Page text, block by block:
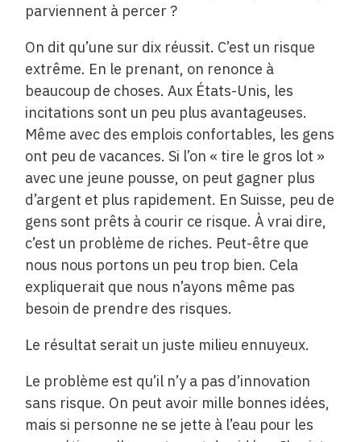
parviennent à percer ?
On dit qu’une sur dix réussit. C’est un risque
extrême. En le prenant, on renonce à
beaucoup de choses. Aux États-Unis, les
incitations sont un peu plus avantageuses.
Même avec des emplois confortables, les gens
ont peu de vacances. Si l’on « tire le gros lot »
avec une jeune pousse, on peut gagner plus
d’argent et plus rapidement. En Suisse, peu de
gens sont prêts à courir ce risque. À vrai dire,
c’est un problème de riches. Peut-être que
nous nous portons un peu trop bien. Cela
expliquerait que nous n’ayons même pas
besoin de prendre des risques.
Le résultat serait un juste milieu ennuyeux.
Le problème est qu’il n’y a pas d’innovation
sans risque. On peut avoir mille bonnes idées,
mais si personne ne se jette à l’eau pour les